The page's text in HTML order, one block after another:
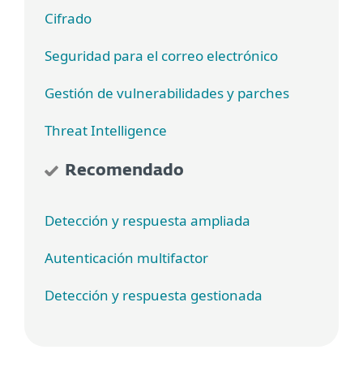
Cifrado
Seguridad para el correo electrónico
Gestión de vulnerabilidades y parches
Threat Intelligence
Recomendado
Detección y respuesta ampliada
Autenticación multifactor
Detección y respuesta gestionada